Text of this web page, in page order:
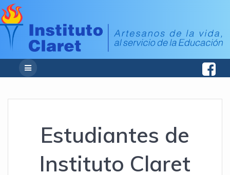
Estudiantes de
Instituto Claret